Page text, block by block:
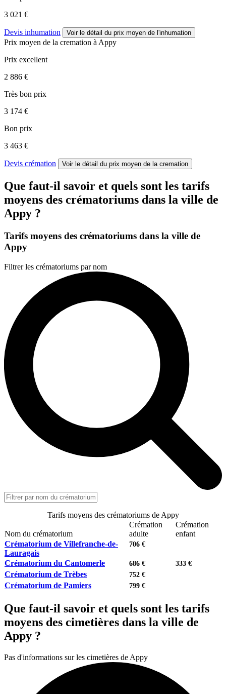
3 021 €
Devis inhumation Voir le détail du prix moyen de l'inhumation
Prix moyen de la cremation à Appy
Prix excellent
2 886 €
Très bon prix
3 174 €
Bon prix
3 463 €
Devis crémation Voir le détail du prix moyen de la cremation
Que faut-il savoir et quels sont les tarifs
moyens des crématoriums dans la ville de
Appy ?
Tarifs moyens des crématoriums dans la ville de
Appy
Filtrer les crématoriums par nom
Tarifs moyens des crématoriums de Appy
Nom du crématorium
Crémation
adulte
Crémation
enfant
Crématorium de Villefranche-de-
Lauragais
706 €
Crématorium du Cantomerle 686 € 333 €
Crématorium de Trèbes 752 €
Crématorium de Pamiers 799 €
Que faut-il savoir et quels sont les tarifs
moyens des cimetières dans la ville de
Appy ?
Pas d'informations sur les cimetières de Appy